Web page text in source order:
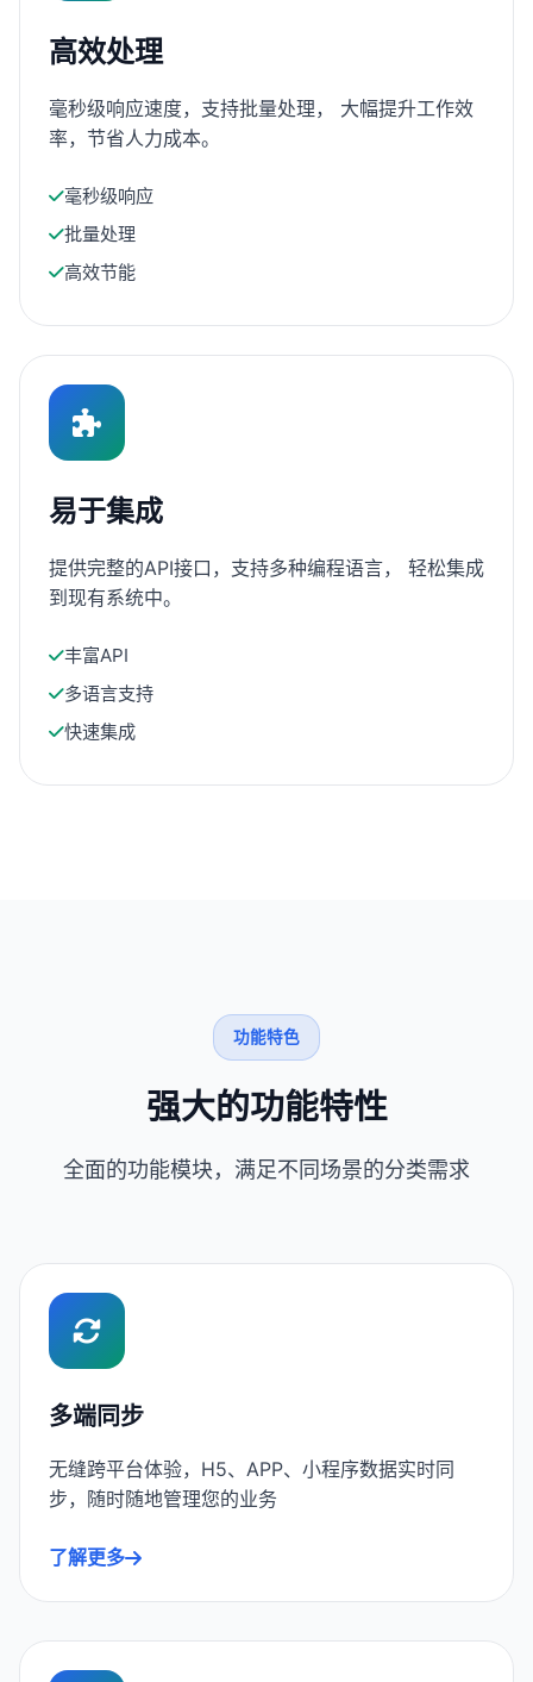
高效处理
毫秒级响应速度，支持批量处理， 大幅提升工作效
率，节省人力成本。
毫秒级响应
批量处理
高效节能
易于集成
提供完整的API接口，支持多种编程语言， 轻松集成
到现有系统中。
丰富API
多语言支持
快速集成
功能特色
强大的功能特性
全面的功能模块，满足不同场景的分类需求
多端同步
无缝跨平台体验，H5、APP、小程序数据实时同
步，随时随地管理您的业务
了解更多